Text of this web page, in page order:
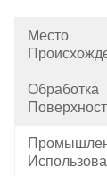
Место
Обработка